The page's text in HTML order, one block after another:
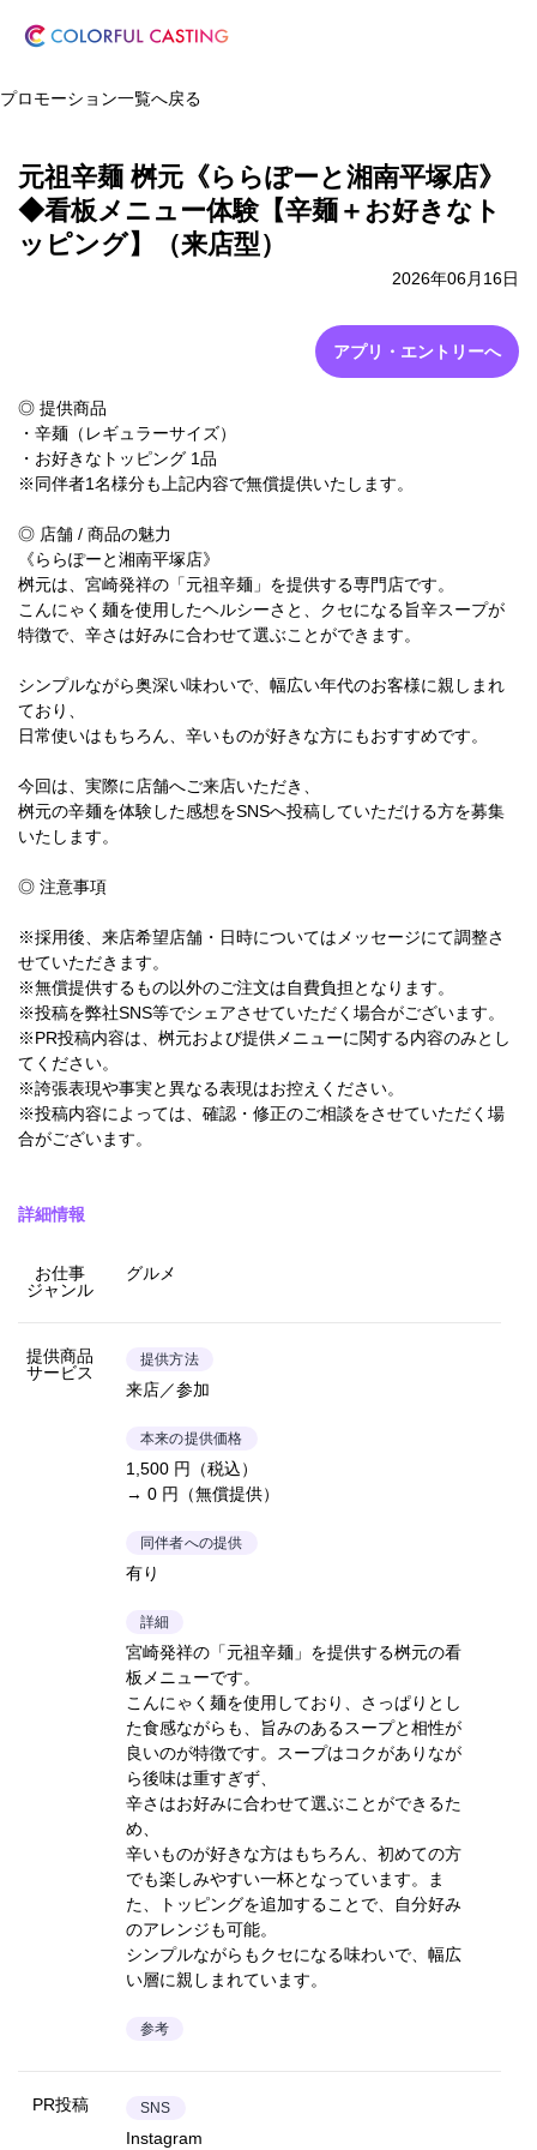
プロモーション一覧へ戻る
元祖辛麺 桝元《ららぽーと湘南平塚店》
◆看板メニュー体験【辛麺＋お好きなト
ッピング】（来店型）
2026年06月16日
アプリ・エントリーへ
◎ 提供商品
・辛麺（レギュラーサイズ）
・お好きなトッピング 1品
※同伴者1名様分も上記内容で無償提供いたします。
◎ 店舗 / 商品の魅力
《ららぽーと湘南平塚店》
桝元は、宮崎発祥の「元祖辛麺」を提供する専門店です。
こんにゃく麺を使用したヘルシーさと、クセになる旨辛スープが
特徴で、辛さは好みに合わせて選ぶことができます。
シンプルながら奥深い味わいで、幅広い年代のお客様に親しまれ
ており、
日常使いはもちろん、辛いものが好きな方にもおすすめです。
今回は、実際に店舗へご来店いただき、
桝元の辛麺を体験した感想をSNSへ投稿していただける方を募集
いたします。
◎ 注意事項
※採用後、来店希望店舗・日時についてはメッセージにて調整さ
せていただきます。
※無償提供するもの以外のご注文は自費負担となります。
※投稿を弊社SNS等でシェアさせていただく場合がございます。
※PR投稿内容は、桝元および提供メニューに関する内容のみとし
てください。
※誇張表現や事実と異なる表現はお控えください。
※投稿内容によっては、確認・修正のご相談をさせていただく場
合がございます。
詳細情報
お仕事
ジャンル
グルメ
提供商品
サービス
提供方法
来店／参加
本来の提供価格
1,500 円（税込）
→ 0 円（無償提供）
同伴者への提供
有り
詳細
宮崎発祥の「元祖辛麺」を提供する桝元の看
板メニューです。
こんにゃく麺を使用しており、さっぱりとし
た食感ながらも、旨みのあるスープと相性が
良いのが特徴です。スープはコクがありなが
ら後味は重すぎず、
辛さはお好みに合わせて選ぶことができるた
め、
辛いものが好きな方はもちろん、初めての方
でも楽しみやすい一杯となっています。ま
た、トッピングを追加することで、自分好み
のアレンジも可能。
シンプルながらもクセになる味わいで、幅広
い層に親しまれています。
参考
PR投稿 SNS
Instagram